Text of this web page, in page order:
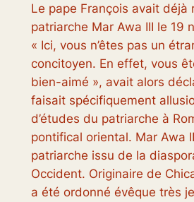
Le pape François avait déjà
patriarche Mar Awa III le 19
« Ici, vous n’êtes pas un
concitoyen. En effet, vous
bien-aimé », avait alors
faisait spécifiquement
d’études du patriarche à
pontifical oriental. Mar Awa
patriarche issu de la
Occident. Originaire de
a été ordonné évêque très